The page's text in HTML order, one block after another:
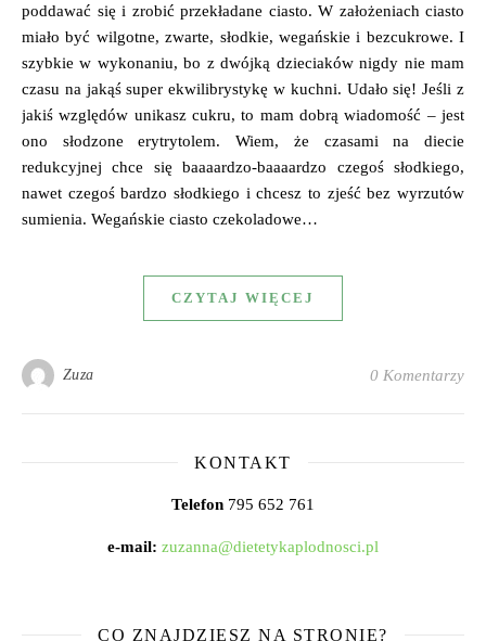
poddawać się i zrobić przekładane ciasto. W założeniach ciasto
miało być wilgotne, zwarte, słodkie, wegańskie i bezcukrowe. I
szybkie w wykonaniu, bo z dwójką dzieciaków nigdy nie mam
czasu na jakąś super ekwilibrystykę w kuchni. Udało się! Jeśli z
jakiś względów unikasz cukru, to mam dobrą wiadomość – jest
ono słodzone erytrytolem. Wiem, że czasami na diecie
redukcyjnej chce się baaaardzo-baaaardzo czegoś słodkiego,
nawet czegoś bardzo słodkiego i chcesz to zjeść bez wyrzutów
sumienia. Wegańskie ciasto czekoladowe…
CZYTAJ WIĘCEJ
Zuza 0 Komentarzy
KONTAKT
Telefon 795 652 761
e-mail: zuzanna@dietetykaplodnosci.pl
CO ZNAJDZIESZ NA STRONIE?